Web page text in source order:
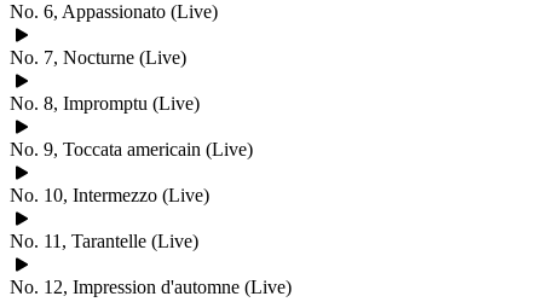
No. 6, Appassionato (Live)
No. 7, Nocturne (Live)
No. 8, Impromptu (Live)
No. 9, Toccata americain (Live)
No. 10, Intermezzo (Live)
No. 11, Tarantelle (Live)
No. 12, Impression d'automne (Live)